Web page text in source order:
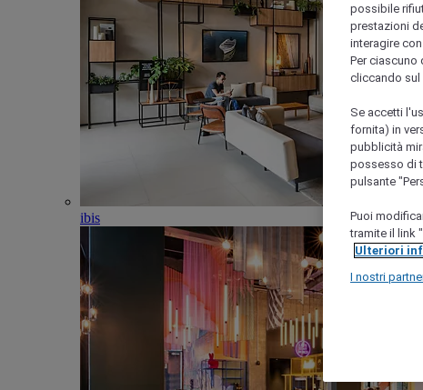
ibis
possibile
prestazioni
interagire
Per ciascuno
cliccando sul
Se accetti
fornita) in
pubblicità
possesso di
pulsante
Puoi
tramite il link
Ulteriori
I nostri